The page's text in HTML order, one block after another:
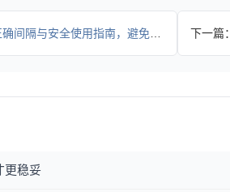
隔与安全使用指南，避免健康风险 下一篇：
更稳妥